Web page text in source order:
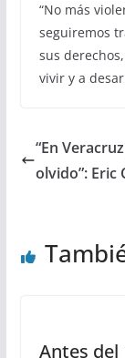
“No más
seguiremos
sus
vivir y a
“En
olvido”: Eric
Antes del